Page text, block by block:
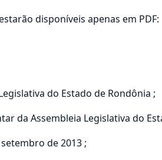
disponíveis apenas em PDF:
do Estado de Rondônia ;
da Assembleia Legislativa do
de 2013 ;